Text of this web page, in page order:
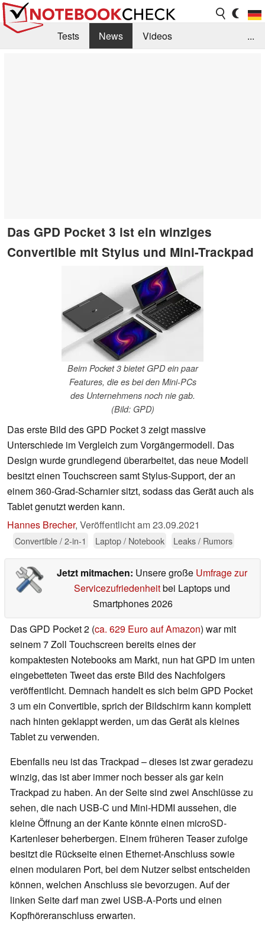
Tests News
Videos
...
Das GPD Pocket 3 ist ein winziges
Convertible mit Stylus und Mini-Trackpad
Beim Pocket 3 bietet GPD ein paar
Features, die es bei den Mini-PCs
des Unternehmens noch nie gab.
(Bild: GPD)
Das erste Bild des GPD Pocket 3 zeigt massive
Unterschiede im Vergleich zum Vorgängermodell. Das
Design wurde grundlegend überarbeitet, das neue Modell
besitzt einen Touchscreen samt Stylus-Support, der an
einem 360-Grad-Scharnier sitzt, sodass das Gerät auch als
Tablet genutzt werden kann.
Hannes Brecher, Veröffentlicht am23.09.2021
Convertible / 2-in-1 Laptop / Notebook Leaks / Rumors
Jetzt mitmachen: Unsere große Umfrage zur
Servicezufriedenheitbei Laptops und
Smartphones 2026
Das GPD Pocket 2 (ca. 629 Euro auf Amazon) war mit
seinem 7 Zoll Touchscreen bereits eines der
kompaktesten Notebooks am Markt, nun hat GPD im unten
eingebetteten Tweet das erste Bild des Nachfolgers
veröffentlicht. Demnach handelt es sich beim GPD Pocket
3 um ein Convertible, sprich der Bildschirm kann komplett
nach hinten geklappt werden, um das Gerät als kleines
Tablet zu verwenden.
Ebenfalls neu ist das Trackpad – dieses ist zwar geradezu
winzig, das ist aber immer noch besser als gar kein
Trackpad zu haben. An der Seite sind zwei Anschlüsse zu
sehen, die nach USB-C und Mini-HDMI aussehen, die
kleine Öffnung an der Kante könnte einen microSD-
Kartenleser beherbergen. Einem früheren Teaser zufolge
besitzt die Rückseite einen Ethernet-Anschluss sowie
einen modularen Port, bei dem Nutzer selbst entscheiden
können, welchen Anschluss sie bevorzugen. Auf der
linken Seite darf man zwei USB-A-Ports und einen
Kopfhöreranschluss erwarten.